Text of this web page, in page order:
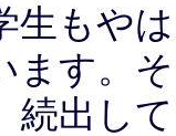
生もや
ます。
続出し